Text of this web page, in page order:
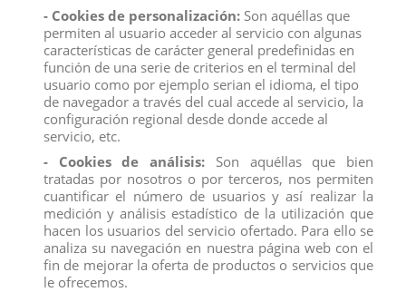
PAVO REAL
View
PASTOR ALEMAN HEMBRA
View
- Cookies de personalización: Son aquéllas que
permiten al usuario acceder al servicio con algunas
características de carácter general predefinidas en
función de una serie de criterios en el terminal del
usuario como por ejemplo serian el idioma, el tipo
de navegador a través del cual accede al servicio, la
configuración regional desde donde accede al
servicio, etc.
- Cookies de análisis: Son aquéllas que bien
tratadas por nosotros o por terceros, nos permiten
cuantificar el número de usuarios y así realizar la
medición y análisis estadístico de la utilización que
hacen los usuarios del servicio ofertado. Para ello se
analiza su navegación en nuestra página web con el
fin de mejorar la oferta de productos o servicios que
le ofrecemos.